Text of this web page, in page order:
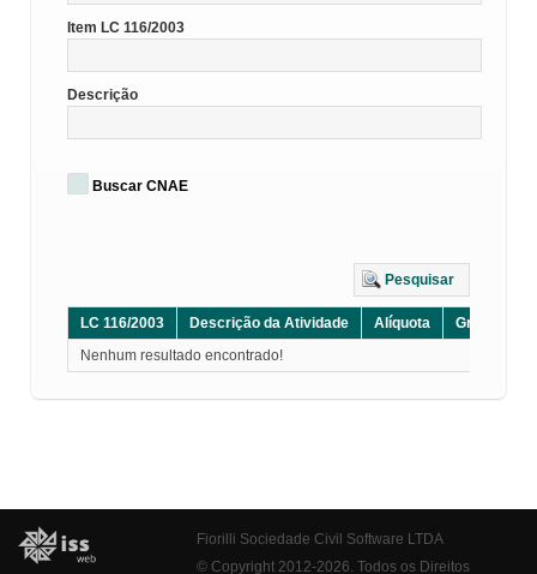
Item LC 116/2003
Descrição
Buscar CNAE
Pesquisar
LC 116/2003 Descrição da Atividade Alíquota Grupo
Nenhum resultado encontrado!
Fiorilli Sociedade Civil Software LTDA
© Copyright 2012-2026. Todos os Direitos